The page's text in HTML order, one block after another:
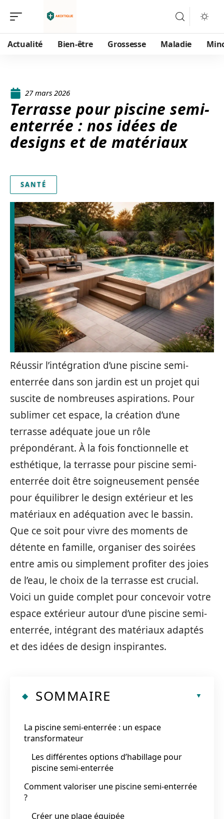
Actualité Bien-être Grossesse Maladie
27 mars 2026
Terrasse pour piscine semi-
enterrée : nos idées de
designs et de matériaux
SANTÉ
Réussir l’intégration d’une piscine semi-
enterrée dans son jardin est un projet qui
suscite de nombreuses aspirations. Pour
sublimer cet espace, la création d’une
terrasse adéquate joue un rôle
prépondérant. À la fois fonctionnelle et
esthétique, la terrasse pour piscine semi-
enterrée doit être soigneusement pensée
pour équilibrer le design extérieur et les
matériaux en adéquation avec le bassin.
Que ce soit pour vivre des moments de
détente en famille, organiser des soirées
entre amis ou simplement profiter des joies
de l’eau, le choix de la terrasse est crucial.
Voici un guide complet pour concevoir votre
espace extérieur autour d’une piscine semi-
enterrée, intégrant des matériaux adaptés
et des idées de design inspirantes.
SOMMAIRE
La piscine semi-enterrée : un espace
transformateur
Les différentes options d’habillage pour
piscine semi-enterrée
Comment valoriser une piscine semi-enterrée
?
Créer une plage équipée